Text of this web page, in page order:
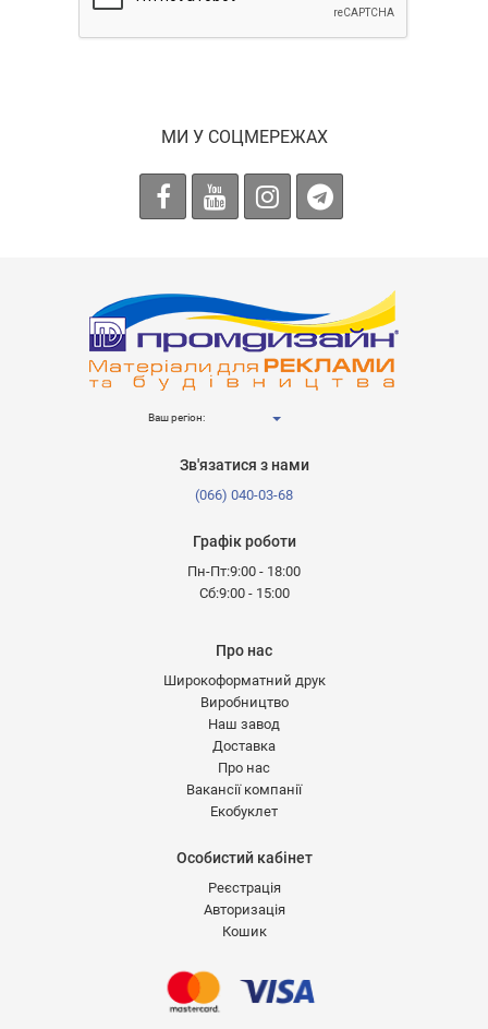
МИ У СОЦМЕРЕЖАХ
Ваш регіон:
Зв'язатися з нами
(066) 040-03-68
Графік роботи
Пн-Пт:9:00 - 18:00
Сб:9:00 - 15:00
Про нас
Широкоформатний друк
Виробництво
Наш завод
Доставка
Про нас
Вакансії компанії
Екобуклет
Особистий кабінет
Реєстрація
Авторизація
Кошик